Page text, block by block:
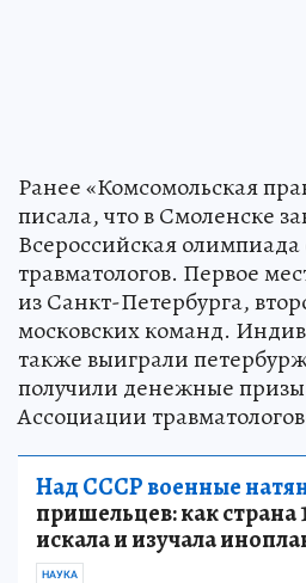
Ранее «Комсомольская
писала, что в Смоленске
Всероссийская
травматологов. Первое
из Санкт-Петербурга,
московских команд.
также выиграли
получили денежные
Ассоциации
Над СССР военные
пришельцев: как страна
искала и изучала
НАУКА